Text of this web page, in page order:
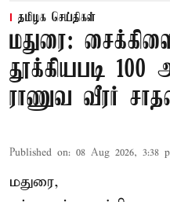
தமிழக செய்திகள்
மதுரை:
தூக்கியபடி 100
ராணுவ வீரர்
Published on: 08 Aug 2026, 3:38
மதுரை,